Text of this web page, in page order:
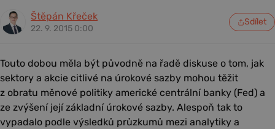
Štěpán Křeček
22. 9. 2015 0:00
Sdílet
Touto dobou měla být původně na řadě diskuse o tom, jak
sektory a akcie citlivé na úrokové sazby mohou těžit
z obratu měnové politiky americké centrální banky (Fed) a
ze zvýšení její základní úrokové sazby. Alespoň tak to
vypadalo podle výsledků průzkumů mezi analytiky a